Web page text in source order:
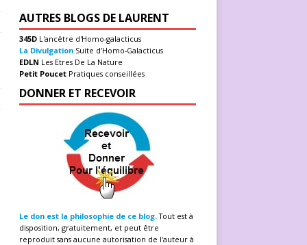
AUTRES BLOGS DE LAURENT
345D L'ancêtre d'Homo-galacticus
La Divulgation Suite d'Homo-Galacticus
EDLN Les Etres De La Nature
Petit Poucet Pratiques conseillées
DONNER ET RECEVOIR
Le don est la philosophie de ce blog.Tout est à
disposition, gratuitement, et peut être
reproduit sans aucune autorisation de l'auteur à